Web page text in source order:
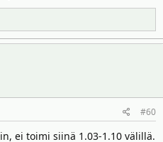
#60
ei toimi siinä 1.03-1.10 välillä.